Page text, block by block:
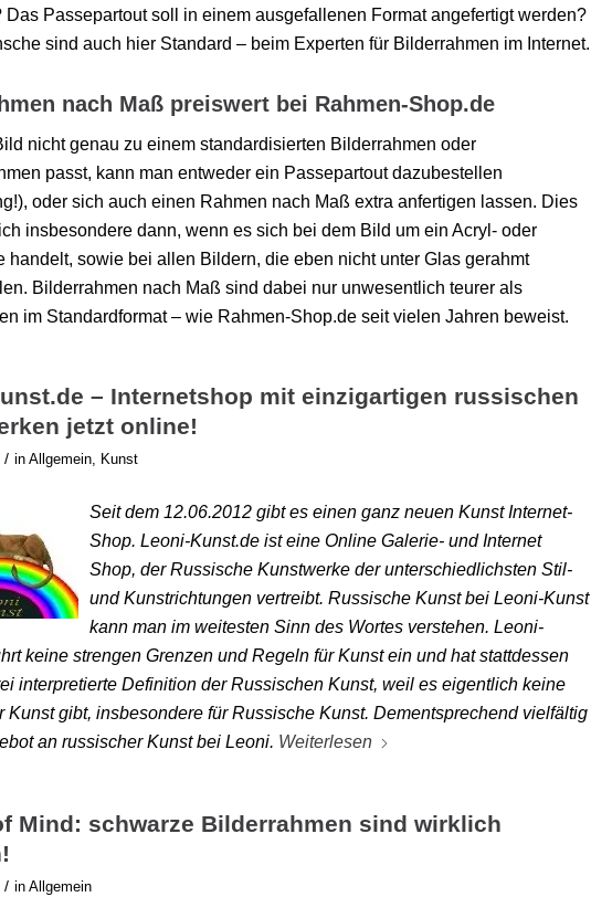
Das Passepartout soll in einem ausgefallenen Format angefertigt werden?
sind auch hier Standard – beim Experten für Bilderrahmen im Internet.
nach Maß preiswert bei Rahmen-Shop.de
nicht genau zu einem standardisierten Bilderrahmen oder
passt, kann man entweder ein Passepartout dazubestellen
oder sich auch einen Rahmen nach Maß extra anfertigen lassen. Dies
insbesondere dann, wenn es sich bei dem Bild um ein Acryl- oder
handelt, sowie bei allen Bildern, die eben nicht unter Glas gerahmt
Bilderrahmen nach Maß sind dabei nur unwesentlich teurer als
im Standardformat – wie Rahmen-Shop.de seit vielen Jahren beweist.
– Internetshop mit einzigartigen russischen
jetzt online!
/ in Allgemein, Kunst
Seit dem 12.06.2012 gibt es einen ganz neuen Kunst Internet-
Shop. Leoni-Kunst.de ist eine Online Galerie- und Internet
Shop, der Russische Kunstwerke der unterschiedlichsten Stil-
und Kunstrichtungen vertreibt. Russische Kunst bei Leoni-Kunst
kann man im weitesten Sinn des Wortes verstehen. Leoni-
keine strengen Grenzen und Regeln für Kunst ein und hat stattdessen
interpretierte Definition der Russischen Kunst, weil es eigentlich keine
Kunst gibt, insbesondere für Russische Kunst. Dementsprechend vielfältig
an russischer Kunst bei Leoni. Weiterlesen
Mind: schwarze Bilderrahmen sind wirklich
/ in Allgemein